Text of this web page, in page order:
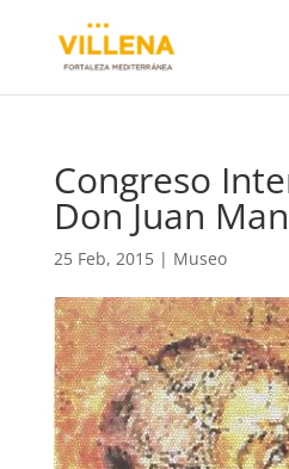
Congreso
Don Juan
25 Feb, 2015| Museo